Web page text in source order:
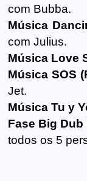
com Bubba.
Música
com Julius.
Música Love
Música SOS
Jet.
Música Tu y
Fase Big
todos os 5